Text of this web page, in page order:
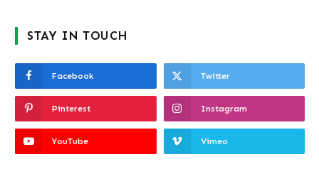
STAY IN TOUCH
Facebook Twitter
Pinterest Instagram
YouTube Vimeo